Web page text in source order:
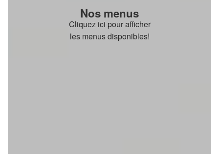
Nos menus
Cliquez ici pour afficher
les menus disponibles!